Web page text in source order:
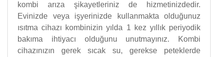
kombi arıza şikayetleriniz de hizmetinizdedir.
Evinizde veya işyerinizde kullanmakta olduğunuz
ısıtma cihazı kombinizin yılda 1 kez yıllık periyodik
bakıma ihtiyacı olduğunu unutmayınız. Kombi
cihazınızın gerek sıcak su, gerekse peteklerde